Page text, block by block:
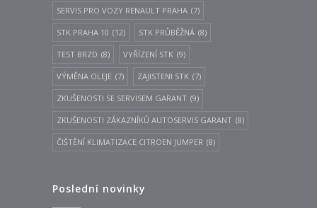
SERVIS PRO VOZY RENAULT PRAHA (7)
STK PRAHA 10 (12) STK PRŮBĚŽNÁ (8)
TEST BRZD (8) VYŘÍZENÍ STK (9)
VÝMĚNA OLEJE (7) ZAJISTENI STK (7)
ZKUŠENOSTI SE SERVISEM GARANT (9)
ZKUŠENOSTI ZÁKAZNÍKŮ AUTOSERVIS GARANT (8)
ČIŠTĚNÍ KLIMATIZACE CITROEN JUMPER (8)
Poslední novinky